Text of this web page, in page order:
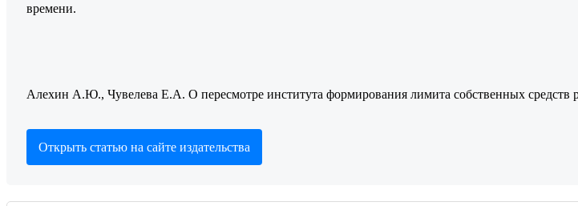
времени.
Алехин А.Ю., Чувелева Е.А. О пересмотре института формирования лимита собственных
Открыть статью на сайте издательства